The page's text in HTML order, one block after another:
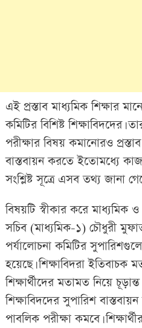
এই প্রস্তাব মাধ্যমিক শিক্ষার
কমিটির বিশিষ্ট
পরীক্ষার বিষয় কমানোরও
বাস্তবায়ন করতে ইতোমধ্যে কাজ
সংশ্লিষ্ট সূত্রে এসব তথ্য জানা
বিষয়টি স্বীকার করে মাধ্যমিক
সচিব (মাধ্যমিক-১) চৌধুরী
পর্যালোচনা কমিটির
হয়েছে। শিক্ষাবিদরা ইতিবাচক
শিক্ষার্থীদের মতামত নিয়ে চূড়ান্ত
শিক্ষাবিদদের সুপারিশ
পাবলিক পরীক্ষা কমবে।